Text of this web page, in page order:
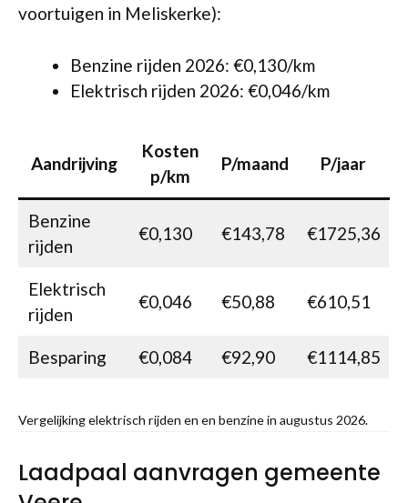
voortuigen in Meliskerke):
Benzine rijden 2026: €0,130/km
Elektrisch rijden 2026: €0,046/km
Aandrijving
Kosten
p/km
P/maand P/jaar
Benzine
rijden
€0,130 €143,78 €1725,36
Elektrisch
rijden
€0,046 €50,88 €610,51
Besparing €0,084 €92,90 €1114,85
Vergelijking elektrisch rijden en en benzine in augustus 2026.
Laadpaal aanvragen gemeente